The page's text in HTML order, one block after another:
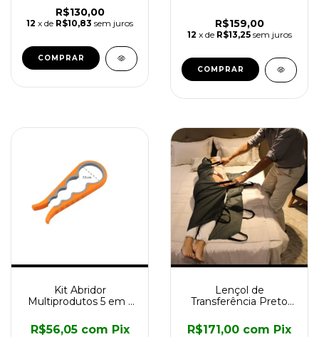
R$130,00
12 x de R$10,83 sem juros R$159,00
12 x de R$13,25 sem juros
Kit Abridor
Multiprodutos 5 em 1
Longevitech
R$56,05 com Pix
Lençol de
Transferência Preto
R$171,00 com Pix